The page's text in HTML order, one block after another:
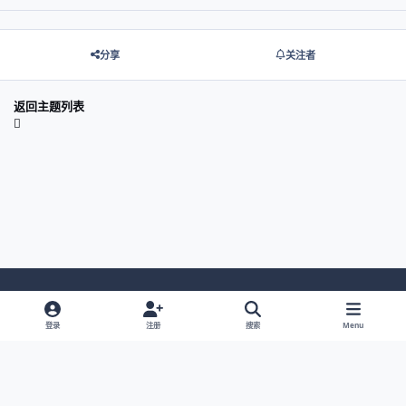
分享 关注者
返回主题列表
Light ModeDark ModeSystem Preference
登录 注册 搜索 Menu